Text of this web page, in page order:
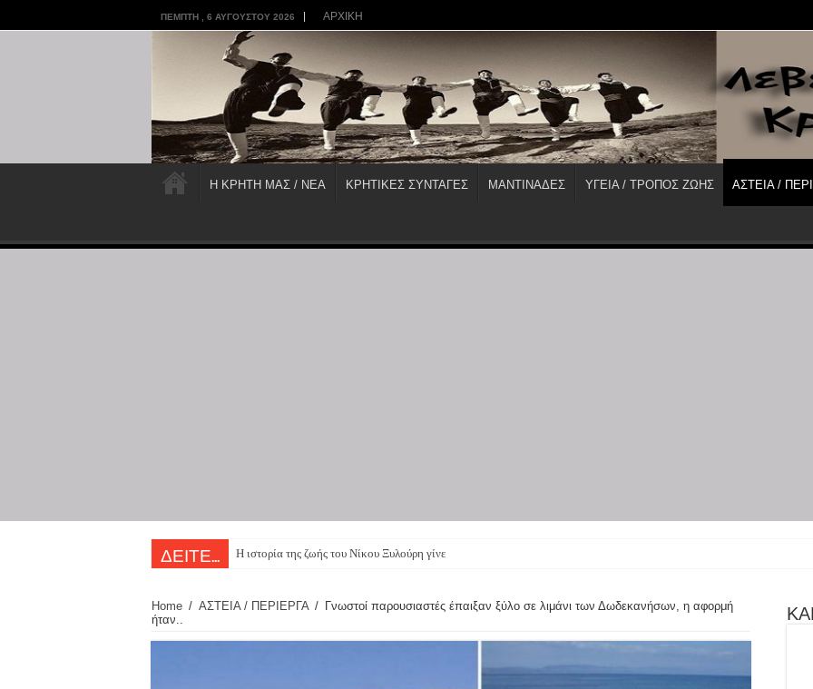
ΠΈΜΠΤΗ , 6 ΑΥΓΟΎΣΤΟΥ 2026 ΑΡΧΙΚΗ
Η ΚΡΗΤΗ ΜΑΣ / ΝΕΑ ΚΡΗΤΙΚΕΣ ΣΥΝΤΑΓΕΣ ΜΑΝΤΙΝΑΔΕΣ ΥΓΕΙΑ / ΤΡΟΠΟΣ ΖΩΗΣ ΑΣΤΕΙΑ /
ΔΕΙΤΕ... Η ιστορία της ζωής του Νίκου Ξυλούρη γίνεται θεατρική παρ
Home / ΑΣΤΕΙΑ / ΠΕΡΙΕΡΓΑ / Γνωστοί παρουσιαστές έπαιξαν ξύλο σε λιμάνι των Δωδεκανήσων, η αφορμή
ήταν..